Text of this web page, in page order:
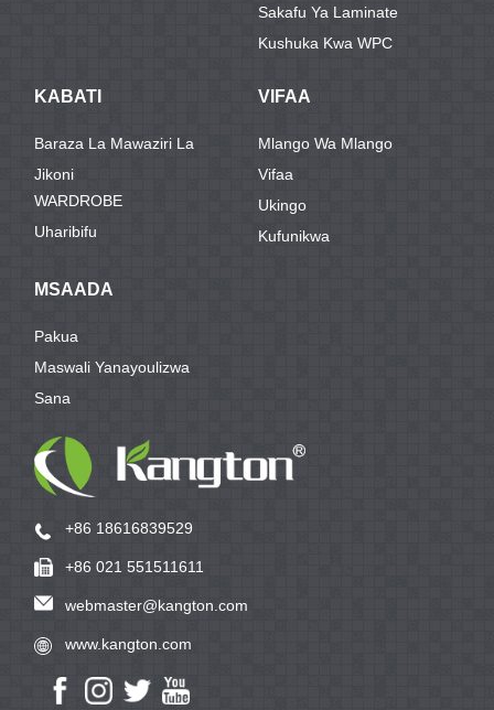
Sakafu Ya Laminate
Kushuka Kwa WPC
KABATI
Baraza La Mawaziri La
Jikoni
WARDROBE
Uharibifu
VIFAA
Mlango Wa Mlango
Vifaa
Ukingo
Kufunikwa
MSAADA
Pakua
Maswali Yanayoulizwa
Sana
+86 18616839529
+86 021 551511611
webmaster@kangton.com
www.kangton.com